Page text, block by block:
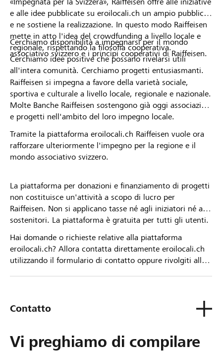
e alle idee pubblicate su eroilocali.ch un ampio pubblico
e ne sostiene la realizzazione. In questo modo Raiffeisen
mette in atto l'idea del crowdfunding a livello locale e
regionale, rispettando la filosofia cooperativa.
Cerchiamo idee positive che possano rivelarsi utili
all'intera comunità. Cerchiamo progetti entusiasmanti.
Cerchiamo disponibilità a impegnarsi per il mondo
associativo svizzero e i principi cooperativi di Raiffeisen.
Raiffeisen si impegna a favore della varietà sociale,
sportiva e culturale a livello locale, regionale e nazionale.
Molte Banche Raiffeisen sostengono già oggi associazioni
e progetti nell'ambito del loro impegno locale.
Tramite la piattaforma eroilocali.ch Raiffeisen vuole ora
rafforzare ulteriormente l'impegno per la regione e il
mondo associativo svizzero.
La piattaforma per donazioni e finanziamento di progetti
non costituisce un'attività a scopo di lucro per
Raiffeisen. Non si applicano tasse né agli iniziatori né ai
sostenitori. La piattaforma è gratuita per tutti gli utenti.
Hai domande o richieste relative alla piattaforma
eroilocali.ch? Allora contatta direttamente eroilocali.ch
utilizzando il formulario di contatto oppure rivolgiti alla
Contatto
Vi preghiamo di compilare